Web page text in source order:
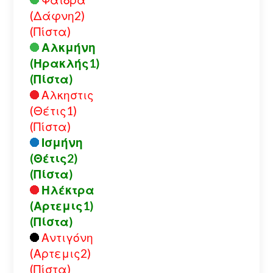
(Δάφνη2)
(Πίστα)
Αλκμήνη
(Ηρακλής1)
(Πίστα)
Αλκηστις
(Θέτις1)
(Πίστα)
Ισμήνη
(Θέτις2)
(Πίστα)
Ηλέκτρα
(Αρτεμις1)
(Πίστα)
Αντιγόνη
(Αρτεμις2)
(Πίστα)